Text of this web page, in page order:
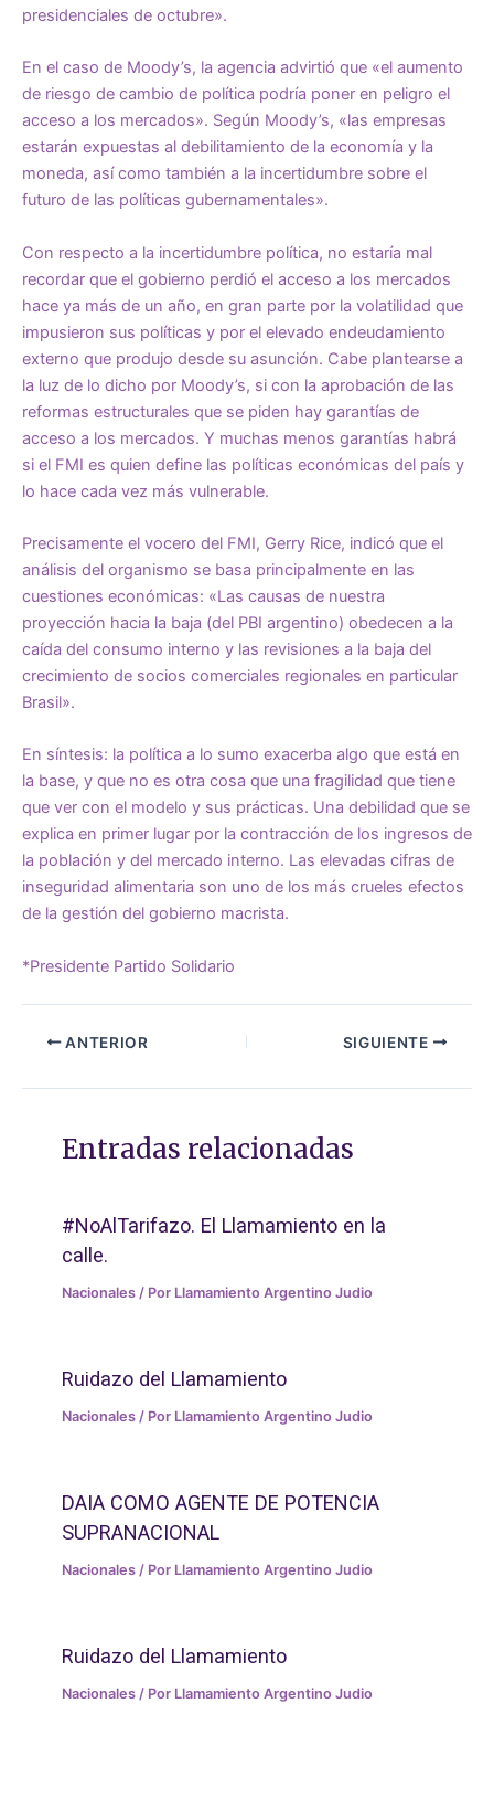
presidenciales de octubre».
En el caso de Moody’s, la agencia advirtió que «el aumento
de riesgo de cambio de política podría poner en peligro el
acceso a los mercados». Según Moody’s, «las empresas
estarán expuestas al debilitamiento de la economía y la
moneda, así como también a la incertidumbre sobre el
futuro de las políticas gubernamentales».
Con respecto a la incertidumbre política, no estaría mal
recordar que el gobierno perdió el acceso a los mercados
hace ya más de un año, en gran parte por la volatilidad que
impusieron sus políticas y por el elevado endeudamiento
externo que produjo desde su asunción. Cabe plantearse a
la luz de lo dicho por Moody’s, si con la aprobación de las
reformas estructurales que se piden hay garantías de
acceso a los mercados. Y muchas menos garantías habrá
si el FMI es quien define las políticas económicas del país y
lo hace cada vez más vulnerable.
Precisamente el vocero del FMI, Gerry Rice, indicó que el
análisis del organismo se basa principalmente en las
cuestiones económicas: «Las causas de nuestra
proyección hacia la baja (del PBI argentino) obedecen a la
caída del consumo interno y las revisiones a la baja del
crecimiento de socios comerciales regionales en particular
Brasil».
En síntesis: la política a lo sumo exacerba algo que está en
la base, y que no es otra cosa que una fragilidad que tiene
que ver con el modelo y sus prácticas. Una debilidad que se
explica en primer lugar por la contracción de los ingresos de
la población y del mercado interno. Las elevadas cifras de
inseguridad alimentaria son uno de los más crueles efectos
de la gestión del gobierno macrista.
*Presidente Partido Solidario
ANTERIOR SIGUIENTE
Entradas relacionadas
#NoAlTarifazo. El Llamamiento en la
calle.
Nacionales / Por Llamamiento Argentino Judio
Ruidazo del Llamamiento
Nacionales / Por Llamamiento Argentino Judio
DAIA COMO AGENTE DE POTENCIA
SUPRANACIONAL
Nacionales / Por Llamamiento Argentino Judio
Ruidazo del Llamamiento
Nacionales / Por Llamamiento Argentino Judio